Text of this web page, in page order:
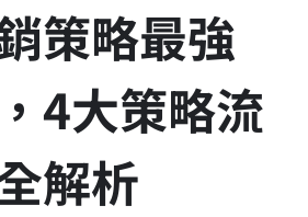
策略最強
4大策略流
解析